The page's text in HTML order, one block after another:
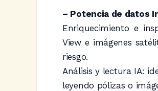
– Potencia de datos
Enriquecimiento e
View e imágenes
riesgo.
Análisis y lectura IA:
leyendo pólizas o